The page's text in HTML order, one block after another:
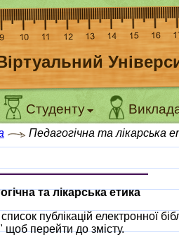
Студенту
Педагогічна та лікарська
та лікарська етика
публікацій електронної
щоб перейти до змісту.